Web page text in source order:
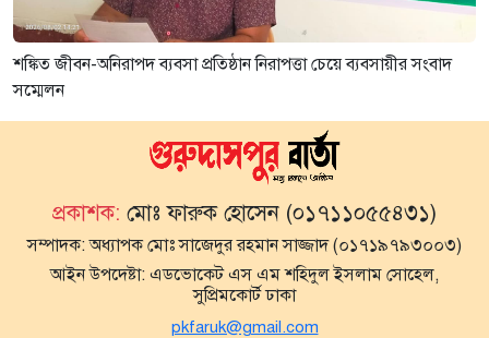
শঙ্কিত জীবন-অনিরাপদ ব্যবসা প্রতিষ্ঠান নিরাপত্তা চেয়ে ব্যবসায়ীর সংবাদ
সম্মেলন
প্রকাশক: মোঃ ফারুক হোসেন (০১৭১১০৫৫৪৩১)
সম্পাদক:অধ্যাপক মোঃ সাজেদুর রহমান সাজ্জাদ (০১৭১৯৭৯৩০০৩)
আইন উপদেষ্টা: এডভোকেট এস এম শহিদুল ইসলাম সোহেল,
সুপ্রিমকোর্ট ঢাকা
pkfaruk@gmail.com